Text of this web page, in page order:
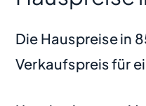
Die Hauspreise in
Verkaufspreis für